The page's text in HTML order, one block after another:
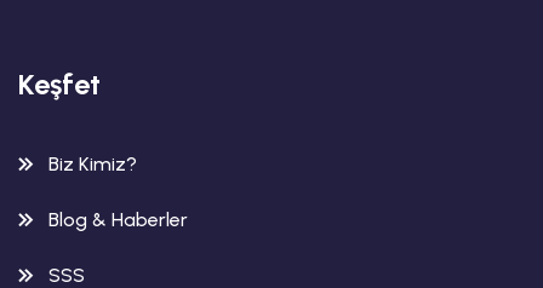
Keşfet
Biz Kimiz?
Blog & Haberler
SSS